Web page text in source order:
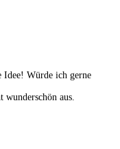
Idee! Würde ich gerne
aus.